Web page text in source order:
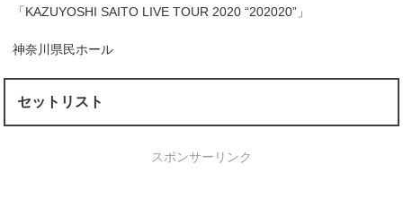
「KAZUYOSHI SAITO LIVE TOUR 2020 “202020”」
神奈川県民ホール
セットリスト
スポンサーリンク